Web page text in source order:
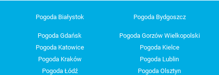
Pogoda Białystok Pogoda Bydgoszcz
Pogoda Gdańsk
Pogoda Gorzów Wielkopolski
Pogoda Katowice
Pogoda Kielce
Pogoda Kraków
Pogoda Lublin
Pogoda Łódź
Pogoda Olsztyn